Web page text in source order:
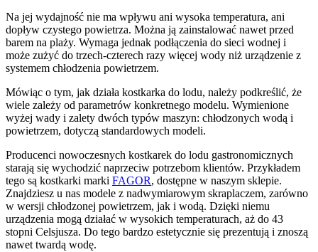
Na jej wydajność nie ma wpływu ani wysoka temperatura, ani
dopływ czystego powietrza. Można ją zainstalować nawet przed
barem na plaży. Wymaga jednak podłączenia do sieci wodnej i
może zużyć do trzech-czterech razy więcej wody niż urządzenie z
systemem chłodzenia powietrzem.
Mówiąc o tym, jak działa kostkarka do lodu, należy podkreślić, że
wiele zależy od parametrów konkretnego modelu. Wymienione
wyżej wady i zalety dwóch typów maszyn: chłodzonych wodą i
powietrzem, dotyczą standardowych modeli.
Producenci nowoczesnych kostkarek do lodu gastronomicznych
starają się wychodzić naprzeciw potrzebom klientów. Przykładem
tego są kostkarki marki FAGOR, dostępne w naszym sklepie.
Znajdziesz u nas modele z nadwymiarowym skraplaczem, zarówno
w wersji chłodzonej powietrzem, jak i wodą. Dzięki niemu
urządzenia mogą działać w wysokich temperaturach, aż do 43
stopni Celsjusza. Do tego bardzo estetycznie się prezentują i znoszą
nawet twardą wodę.